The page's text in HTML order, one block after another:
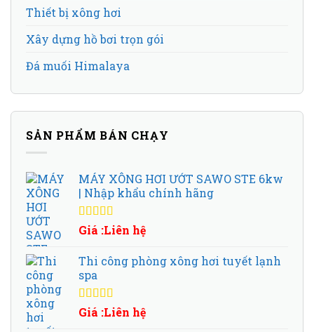
Thiết bị xông hơi
Xây dựng hồ bơi trọn gói
Đá muối Himalaya
SẢN PHẨM BÁN CHẠY
MÁY XÔNG HƠI ƯỚT SAWO STE 6kw
| Nhập khẩu chính hãng
Được xếp
Giá :Liên hệ
Thi công phòng xông hơi tuyết lạnh
spa
Được xếp
Giá :Liên hệ